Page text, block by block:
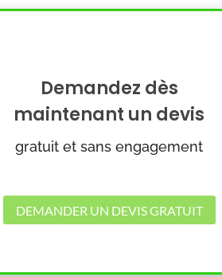
Demandez dès
maintenant un devis
gratuit et sans engagement
DEMANDER UN DEVIS GRATUIT